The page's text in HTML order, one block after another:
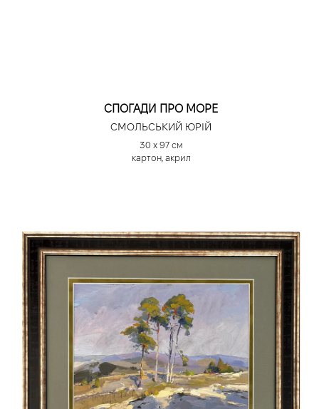
СПОГАДИ ПРО МОРЕ
СМОЛЬСЬКИЙ ЮРІЙ
30 х 97 см
картон, акрил